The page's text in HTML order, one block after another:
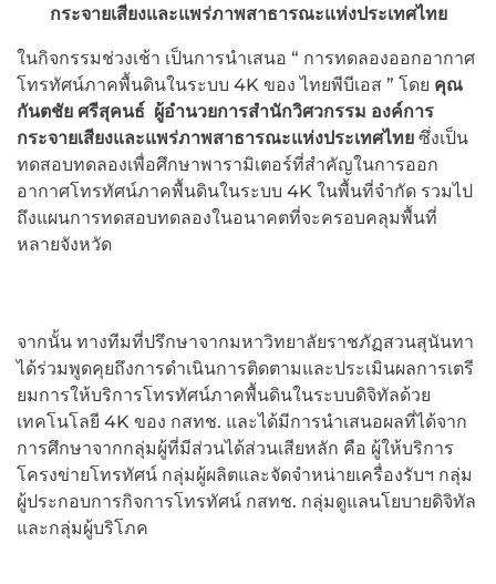
กระจายเสียงและแพร่ภาพสาธารณะแห่งประเทศไทย
ในกิจกรรมช่วงเช้า เป็นการนำเสนอ “ การทดลองออกอากาศ
โทรทัศน์ภาคพื้นดินในระบบ 4K ของ ไทยพีบีเอส ” โดย คุณ
กันตชัย ศรีสุคนธ์ ผู้อำนวยการสำนักวิศวกรรม องค์การ
กระจายเสียงและแพร่ภาพสาธารณะแห่งประเทศไทย ซึ่งเป็น
ทดสอบทดลองเพื่อศึกษาพารามิเตอร์ที่สำคัญในการออก
อากาศโทรทัศน์ภาคพื้นดินในระบบ 4K ในพื้นที่จำกัด รวมไป
ถึงแผนการทดสอบทดลองในอนาคตที่จะครอบคลุมพื้นที่
หลายจังหวัด
จากนั้น ทางทีมที่ปรึกษาจากมหาวิทยาลัยราชภัฏสวนสุนันทา
ได้ร่วมพูดคุยถึงการดำเนินการติดตามและประเมินผลการเตรี
ยมการให้บริการโทรทัศน์ภาคพื้นดินในระบบดิจิทัลด้วย
เทคโนโลยี 4K ของ กสทช. และได้มีการนำเสนอผลที่ได้จาก
การศึกษาจากกลุ่มผู้ที่มีส่วนได้ส่วนเสียหลัก คือ ผู้ให้บริการ
โครงข่ายโทรทัศน์ กลุ่มผู้ผลิตและจัดจำหน่ายเครื่องรับฯ กลุ่ม
ผู้ประกอบการกิจการโทรทัศน์ กสทช. กลุ่มดูแลนโยบายดิจิทัล
และกลุ่มผู้บริโภค